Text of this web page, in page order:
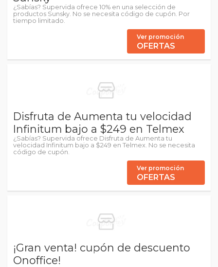
¿Sabías? Supervida ofrece 10% en una selección de
productos Sunsky. No se necesita código de cupón. Por
tiempo limitado.
Ver promoción
OFERTAS
Disfruta de Aumenta tu velocidad
Infinitum bajo a $249 en Telmex
¿Sabías? Supervida ofrece Disfruta de Aumenta tu
velocidad Infinitum bajo a $249 en Telmex. No se necesita
código de cupón.
Ver promoción
OFERTAS
¡Gran venta! cupón de descuento
Onoffice!